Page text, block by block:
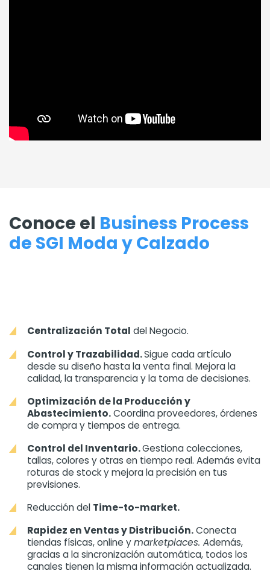
Conoce el Business Process
de SGI Moda y Calzado
Centralización Total del Negocio.
Control y Trazabilidad.Sigue cada artículo
desde su diseño hasta la venta final. Mejora la
calidad, la transparencia y la toma de decisiones.
Optimización de la Producción y
Abastecimiento.Coordina proveedores, órdenes
de compra y tiempos de entrega.
Control del Inventario.Gestiona colecciones,
tallas, colores y otras en tiempo real. Además evita
roturas de stock y mejora la precisión en tus
previsiones.
Reducción del Time-to-market.
Rapidez en Ventas y Distribución.Conecta
tiendas físicas, online ymarketplaces. Además,
gracias a la sincronización automática, todos los
canales tienen la misma información actualizada.